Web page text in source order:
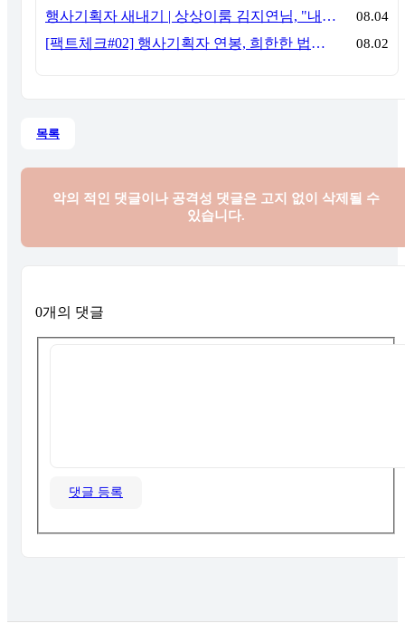
행사기획자 새내기 | 상상이룸 김지연님, "내 맘대로, 내 뜻대로 행사를 만든다 08.04
[팩트체크#02] 행사기획자 연봉, 희한한 법칙~ '첨에는 비실, 3년만 지나면 튼실' 08.02
목록
악의 적인 댓글이나 공격성 댓글은 고지 없이 삭제될 수
있습니다.
0개의 댓글
댓글 등록